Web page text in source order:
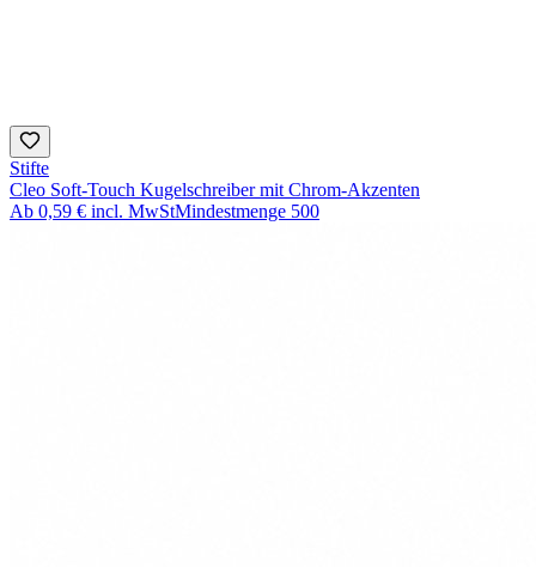
Stifte
Cleo Soft-Touch Kugelschreiber mit Chrom-Akzenten
Ab 0,59 € incl. MwStMindestmenge 500